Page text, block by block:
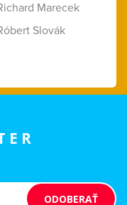
Marecek
Slovák